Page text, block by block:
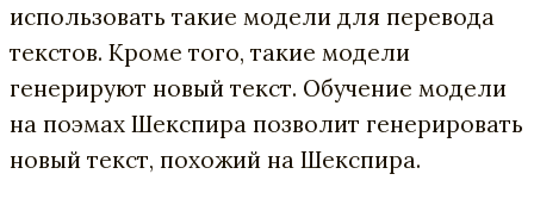
использовать такие модели для перевода
текстов. Кроме того, такие модели
генерируют новый текст. Обучение модели
на поэмах Шекспира позволит генерировать
новый текст, похожий на Шекспира.